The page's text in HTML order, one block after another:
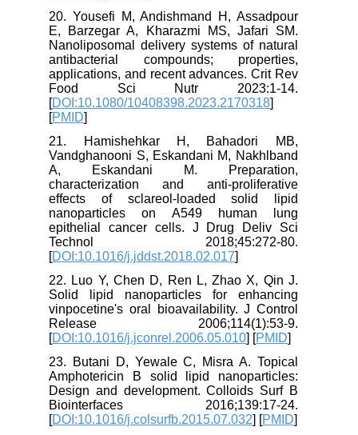
20. Yousefi M, Andishmand H, Assadpour
E, Barzegar A, Kharazmi MS, Jafari SM.
Nanoliposomal delivery systems of natural
antibacterial compounds; properties,
applications, and recent advances. Crit Rev
Food Sci Nutr 2023:1-14.
[DOI:10.1080/10408398.2023.2170318
[PMID
21. Hamishehkar H, Bahadori MB,
Vandghanooni S, Eskandani M, Nakhlband
A, Eskandani M. Preparation,
characterization and anti-proliferative
effects of sclareol-loaded solid lipid
nanoparticles on A549 human lung
epithelial cancer cells. J Drug Deliv Sci
Technol 2018;45:272-80.
[DOI:10.1016/j.jddst.2018.02.017
22. Luo Y, Chen D, Ren L, Zhao X, Qin J.
Solid lipid nanoparticles for enhancing
vinpocetine's oral bioavailability. J Control
Release 2006;114(1):53-9.
[DOI:10.1016/j.jconrel.2006.05.010] [PMID
23. Butani D, Yewale C, Misra A. Topical
Amphotericin B solid lipid nanoparticles:
Design and development. Colloids Surf B
Biointerfaces 2016;139:17-24.
[DOI:10.1016/j.colsurfb.2015.07.032] [PMID